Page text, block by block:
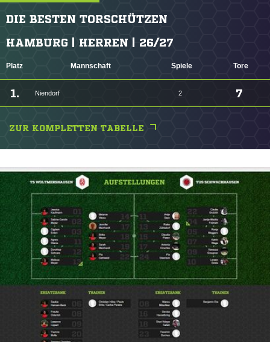
DIE BESTEN TORSCHÜTZEN
HAMBURG | HERREN | 26/27
Platz Mannschaft Spiele Tore
1. Niendorf 2 7
ZUR KOMPLETTEN TABELLE